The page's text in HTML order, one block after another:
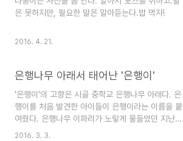
은 못하지만, 필요한 말은 알아듣는다.밥 먹자!
2016. 4. 21.
은행나무 아래서 태어난 '은행이'
'은행이'의 고향은 시골 중학교 은행나무 아래다. 은
행이를 처음 발견한 아이들이 은행이라는 이름을 붙
여줬다. 은행나무 이파리가 노랗게 물들었던 지난가
을 태어난 은행이는 어느 날 혼자가 되었다. 태어나
2016. 3. 3.